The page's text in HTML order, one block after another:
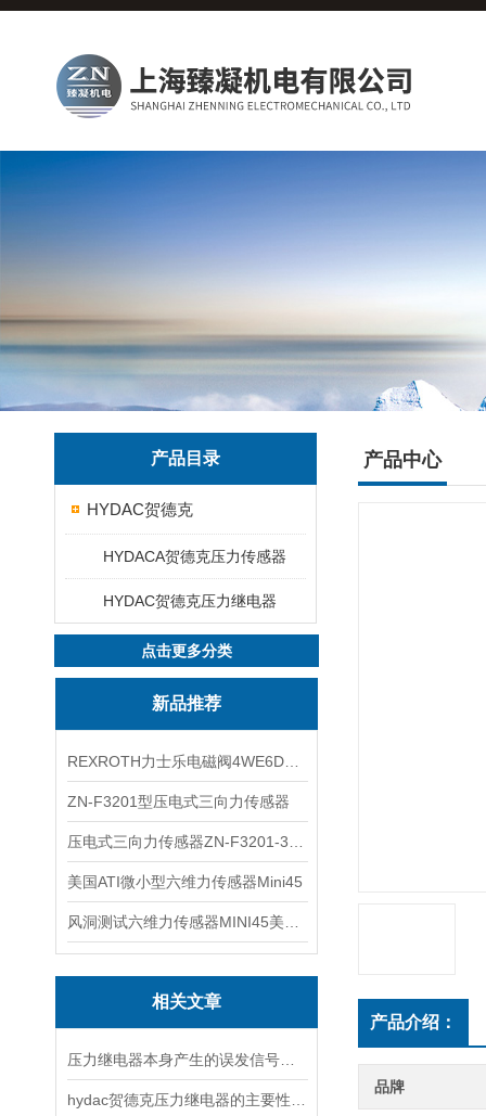
产品目录
HYDAC贺德克
HYDACA贺德克压力传感器
HYDAC贺德克压力继电器
点击更多分类
新品推荐
ZN-F3201型压电式三向力传感器
美国ATI微小型六维力传感器Mini45
相关文章
产品中心
产品介绍：
品牌